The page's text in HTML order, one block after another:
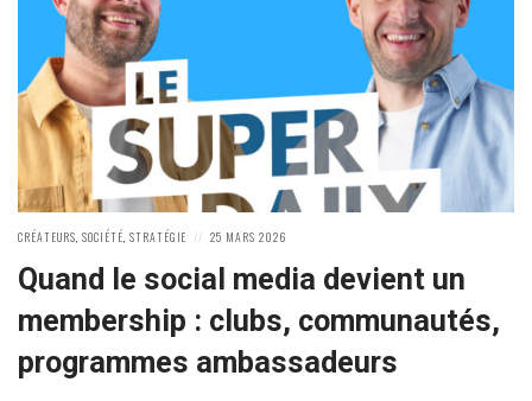
POSTED
CRÉATEURS, SOCIÉTÉ, STRATÉGIE
POSTED
25 MARS 2026
Quand le social media devient un
membership : clubs, communautés,
programmes ambassadeurs